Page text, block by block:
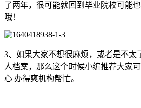
了两年，很可能就回到毕业院校可能
哦！
3、如果大家不想很麻烦，或者是不太
人档案，那么这个时候小编推荐大家
心 办得爽机构帮忙。